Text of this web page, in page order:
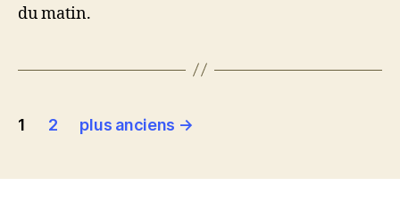
du matin.
Pagination
publications
1 2 plus anciens →